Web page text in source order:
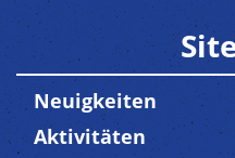
Neuigkeiten
Aktivitäten